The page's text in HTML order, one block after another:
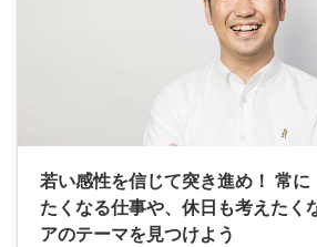
若い感性を信じて突き進め！ 常に
たくなる仕事や、休日も考えたく
アのテーマを見つけよう